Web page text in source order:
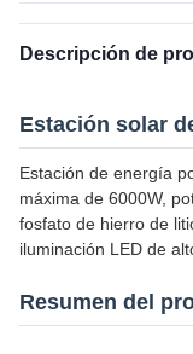
Descripción de
Estación solar
Estación de energía
máxima de 6000W,
fosfato de hierro de
iluminación LED de
Resumen del